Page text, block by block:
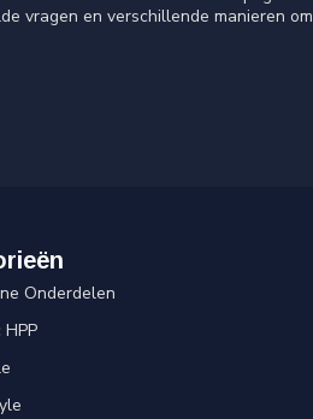
vragen en verschillende manieren om
Onderdelen